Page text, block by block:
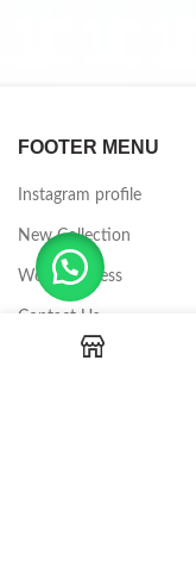
FOOTER MENU
Instagram profile
New Collection
Woman Dress
Contact Us
Latest News